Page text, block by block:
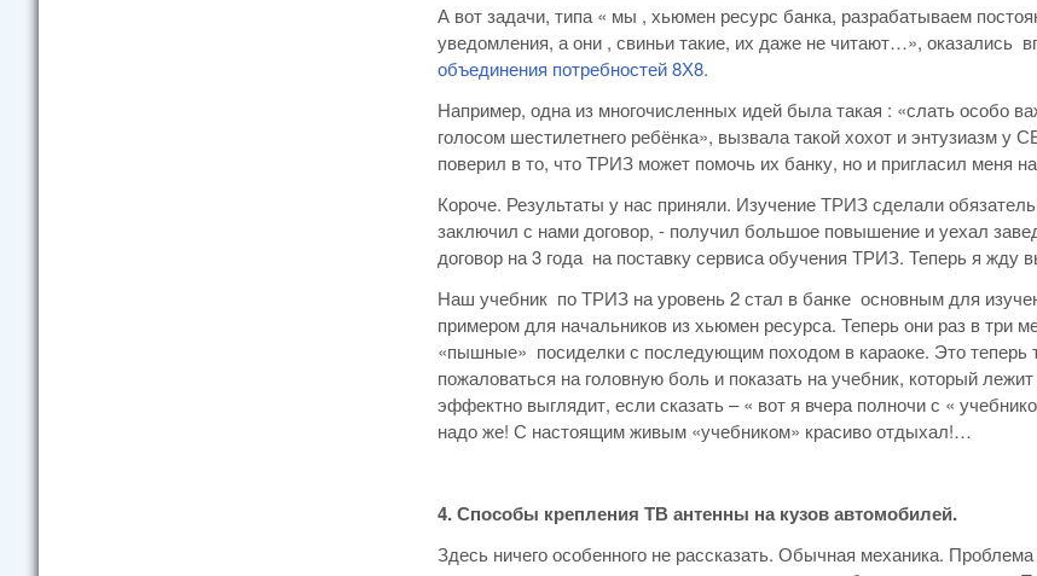
А вот задачи, типа « мы , хьюмен ресурс банка, разрабатываем
уведомления, а они , свиньи такие, их даже не читают…», оказались
объединения потребностей 8Х8.
Например, одна из многочисленных идей была такая : «слать особо
голосом шестилетнего ребёнка», вызвала такой хохот и энтузиазм
поверил в то, что ТРИЗ может помочь их банку, но и пригласил меня
Короче. Результаты у нас приняли. Изучение ТРИЗ сделали
заключил с нами договор, - получил большое повышение и уехал
договор на 3 года на поставку сервиса обучения ТРИЗ. Теперь я жду
Наш учебник по ТРИЗ на уровень 2 стал в банке основным для
примером для начальников из хьюмен ресурса. Теперь они раз в три
«пышные» посиделки с последующим походом в караоке. Это
пожаловаться на головную боль и показать на учебник, который
эффектно выглядит, если сказать – « вот я вчера полночи с «
надо же! С настоящим живым «учебником» красиво отдыхал!…
4. Способы крепления ТВ антенны на кузов автомобилей.
Здесь ничего особенного не рассказать. Обычная механика.